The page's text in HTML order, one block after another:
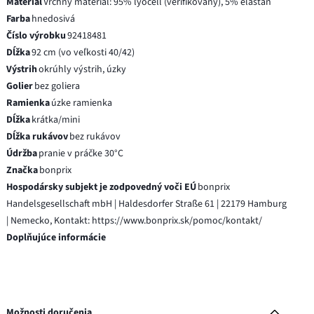
Farbahnedosivá
Číslo výrobku92418481
Dĺžka92 cm (vo veľkosti 40/42)
Výstrihokrúhly výstrih, úzky
Golierbez goliera
Ramienkaúzke ramienka
Dĺžkakrátka/mini
Dĺžka rukávovbez rukávov
Údržbapranie v práčke 30°C
Značkabonprix
Hospodársky subjekt je zodpovedný voči EÚbonprix
Handelsgesellschaft mbH | Haldesdorfer Straße 61 | 22179 Hamburg
| Nemecko, Kontakt: https://www.bonprix.sk/pomoc/kontakt/
Doplňujúce informácie